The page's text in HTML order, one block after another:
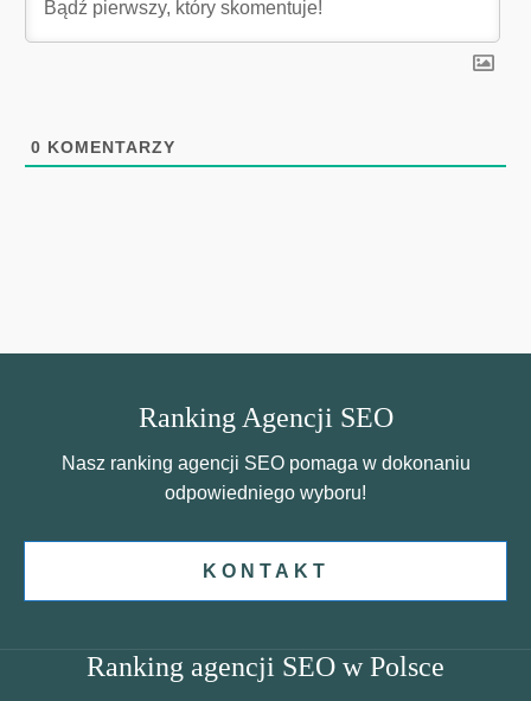
0 KOMENTARZY
Ranking Agencji SEO
Nasz ranking agencji SEO pomaga w dokonaniu
odpowiedniego wyboru!
KONTAKT
Ranking agencji SEO w Polsce